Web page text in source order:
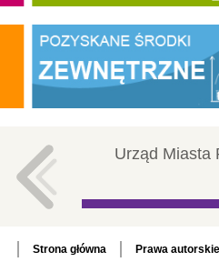
Urząd Miasta
Strona główna Prawa autorskie